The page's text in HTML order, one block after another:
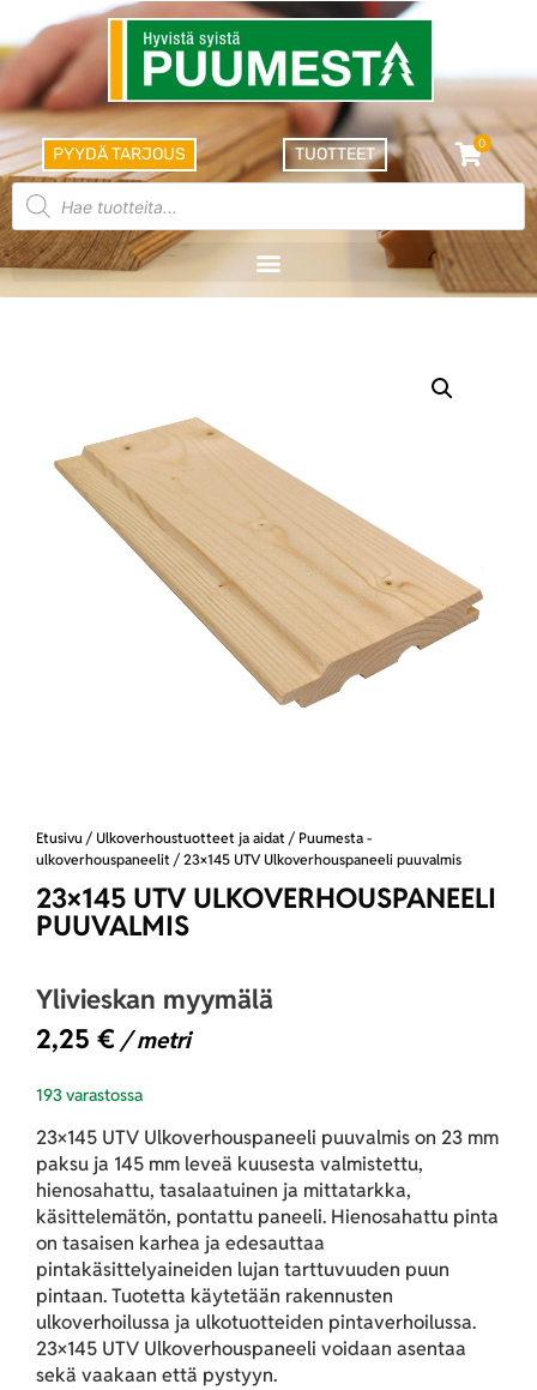
PYYDÄ TARJOUS TUOTTEET
0
Etusivu / Ulkoverhoustuotteet ja aidat / Puumesta -
ulkoverhouspaneelit / 23×145 UTV Ulkoverhouspaneeli puuvalmis
23×145 UTV ULKOVERHOUSPANEELI
PUUVALMIS
Ylivieskan myymälä
2,25 € / metri
193 varastossa
23×145 UTV Ulkoverhouspaneeli puuvalmis on 23 mm
paksu ja 145 mm leveä kuusesta valmistettu,
hienosahattu, tasalaatuinen ja mittatarkka,
käsittelemätön, pontattu paneeli. Hienosahattu pinta
on tasaisen karhea ja edesauttaa
pintakäsittelyaineiden lujan tarttuvuuden puun
pintaan. Tuotetta käytetään rakennusten
ulkoverhoilussa ja ulkotuotteiden pintaverhoilussa.
23×145 UTV Ulkoverhouspaneeli voidaan asentaa
sekä vaakaan että pystyyn.